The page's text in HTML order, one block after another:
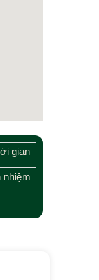
gian
nhiệm